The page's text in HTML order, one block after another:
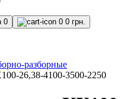
0 0 0 грн.
разборные
26,38-4100-3500-2250